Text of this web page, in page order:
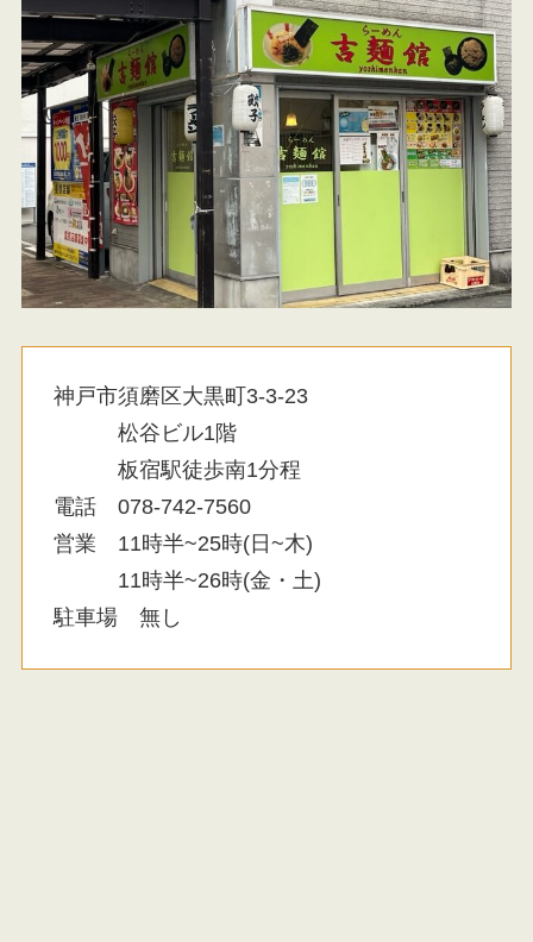
神戸市須磨区大黒町3-3-23
松谷ビル1階
板宿駅徒歩南1分程
電話 078-742-7560
営業 11時半~25時(日~木)
11時半~26時(金・土)
駐車場 無し